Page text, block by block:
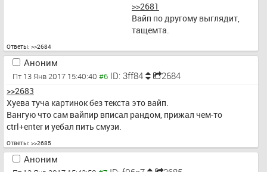
>>2681
Вайп по другому выглядит,
тащемта.
Ответы: >>2684
Аноним
Пт 13 Янв 2017 15:40:40 ID: 3ff84 2684
>>2683
Хуева туча картинок без текста это вайп.
Вангую что сам вайпир вписал рандом, прижал чем-то
ctrl+enter и уебал пить смузи.
Ответы: >>2685
Аноним